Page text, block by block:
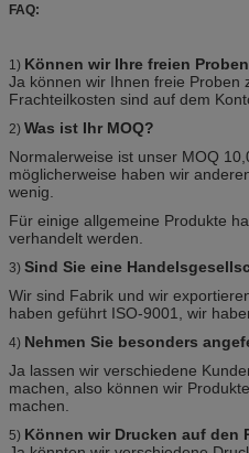
FAQ:
1) Können wir Ihre freien
Ja können wir Ihnen freie Proben
Frachteilkosten sind auf dem
2) Was ist Ihr MOQ?
Normalerweise ist unser MOQ
möglicherweise haben wir
wenig.
Für einige allgemeine Produkte
verhandelt werden.
3) Sind Sie eine
Wir sind Fabrik und wir
haben geführt ISO-9001, wir
4) Nehmen Sie besonders
Ja lassen wir verschiedene
machen, also können wir
machen.
5) Können wir Drucken auf den